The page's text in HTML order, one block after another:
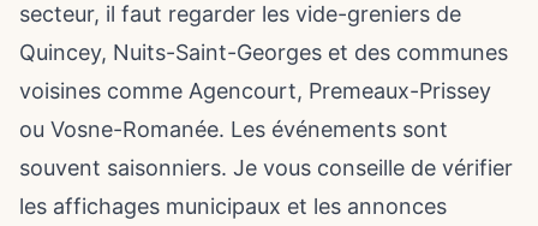
secteur, il faut regarder les vide-greniers de
Quincey, Nuits-Saint-Georges et des communes
voisines comme Agencourt, Premeaux-Prissey
ou Vosne-Romanée. Les événements sont
souvent saisonniers. Je vous conseille de vérifier
les affichages municipaux et les annonces